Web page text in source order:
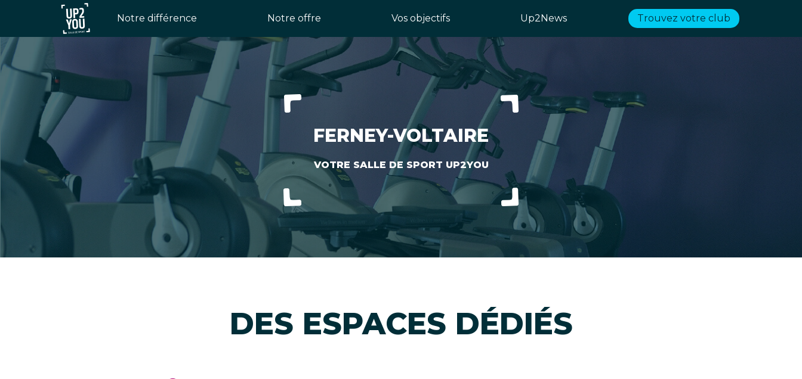
Notre différence Notre offre Vos objectifs Up2News Trouvez votre club
FERNEY-VOLTAIRE
VOTRE SALLE DE SPORT UP2YOU
DES ESPACES DÉDIÉS